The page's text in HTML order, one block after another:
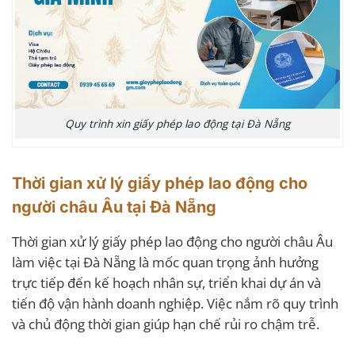
Quy trình xin giấy phép lao động tại Đà Nẵng
Thời gian xử lý giấy phép lao động cho
người châu Âu tại Đà Nẵng
Thời gian xử lý giấy phép lao động cho người châu Âu
làm việc tại Đà Nẵng là mốc quan trọng ảnh hưởng
trực tiếp đến kế hoạch nhân sự, triển khai dự án và
tiến độ vận hành doanh nghiệp. Việc nắm rõ quy trình
và chủ động thời gian giúp hạn chế rủi ro chậm trễ.